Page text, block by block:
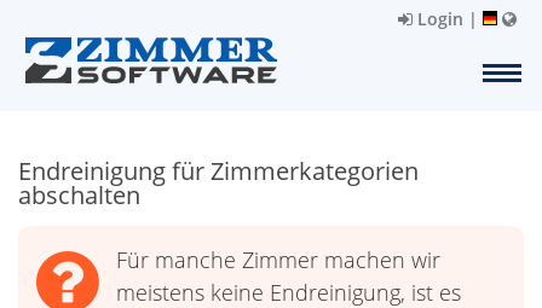
Login |
Endreinigung für Zimmerkategorien
abschalten
Für manche Zimmer machen wir
meistens keine Endreinigung, ist es